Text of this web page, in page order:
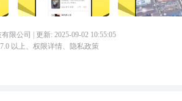
限公司 | 更新: 2025-09-02 10:55:05
以上、 权限详情、 隐私政策